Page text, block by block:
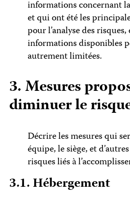
informations concernant
et qui ont été les
pour l’analyse des
informations disponibles
autrement limitées.
3. Mesures
diminuer le
Décrire les mesures qui
équipe, le siège, et
risques liés à
3.1. Hébergement